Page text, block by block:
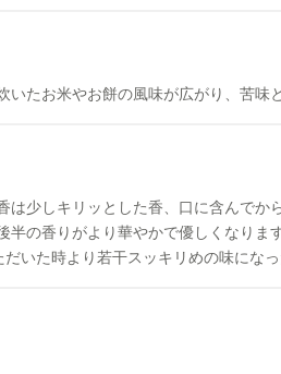
たお米やお餅の風味が広がり、苦味
少しキリッとした香、口に含んで
す。 「味の押し波・余韻の引き波」をイメージしているとの事だそう
いた時より若干スッキリめの味になっ